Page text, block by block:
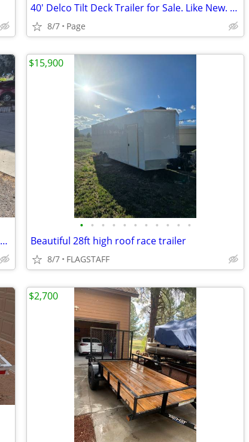
40' Delco Tilt Deck Trailer for Sale. Like New. With Side Rails
8/7 Page
2026 Delco Tandem Axle Dump/16,000 GVWR/83"X14' D-041631
• • • • • • • • • • •
Beautiful 28ft high roof race trailer
8/7 FLAGSTAFF
$15,900
$2,700